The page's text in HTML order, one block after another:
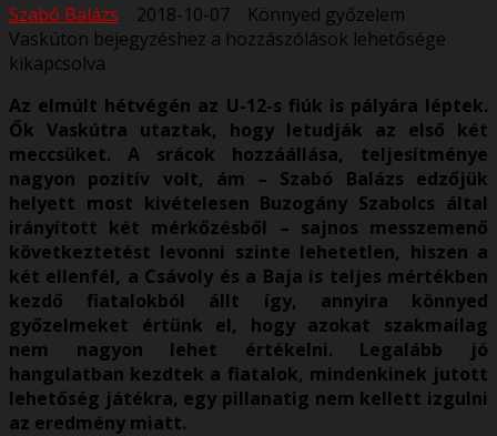
Szabó Balázs 2018-10-07
Könnyed győzelem
Vaskúton bejegyzéshez a hozzászólások lehetősége
kikapcsolva
Az elmúlt hétvégén az U-12-s fiúk is pályára léptek.
Ők Vaskútra utaztak, hogy letudják az első két
meccsüket. A srácok hozzáállása, teljesítménye
nagyon pozitív volt, ám – Szabó Balázs edzőjük
helyett most kivételesen Buzogány Szabolcs által
irányított két mérkőzésből – sajnos messzemenő
következtetést levonni szinte lehetetlen, hiszen a
két ellenfél, a Csávoly és a Baja is teljes mértékben
kezdő fiatalokból állt így, annyira könnyed
győzelmeket értünk el, hogy azokat szakmailag
nem nagyon lehet értékelni. Legalább jó
hangulatban kezdtek a fiatalok, mindenkinek jutott
lehetőség játékra, egy pillanatig nem kellett izgulni
az eredmény miatt.